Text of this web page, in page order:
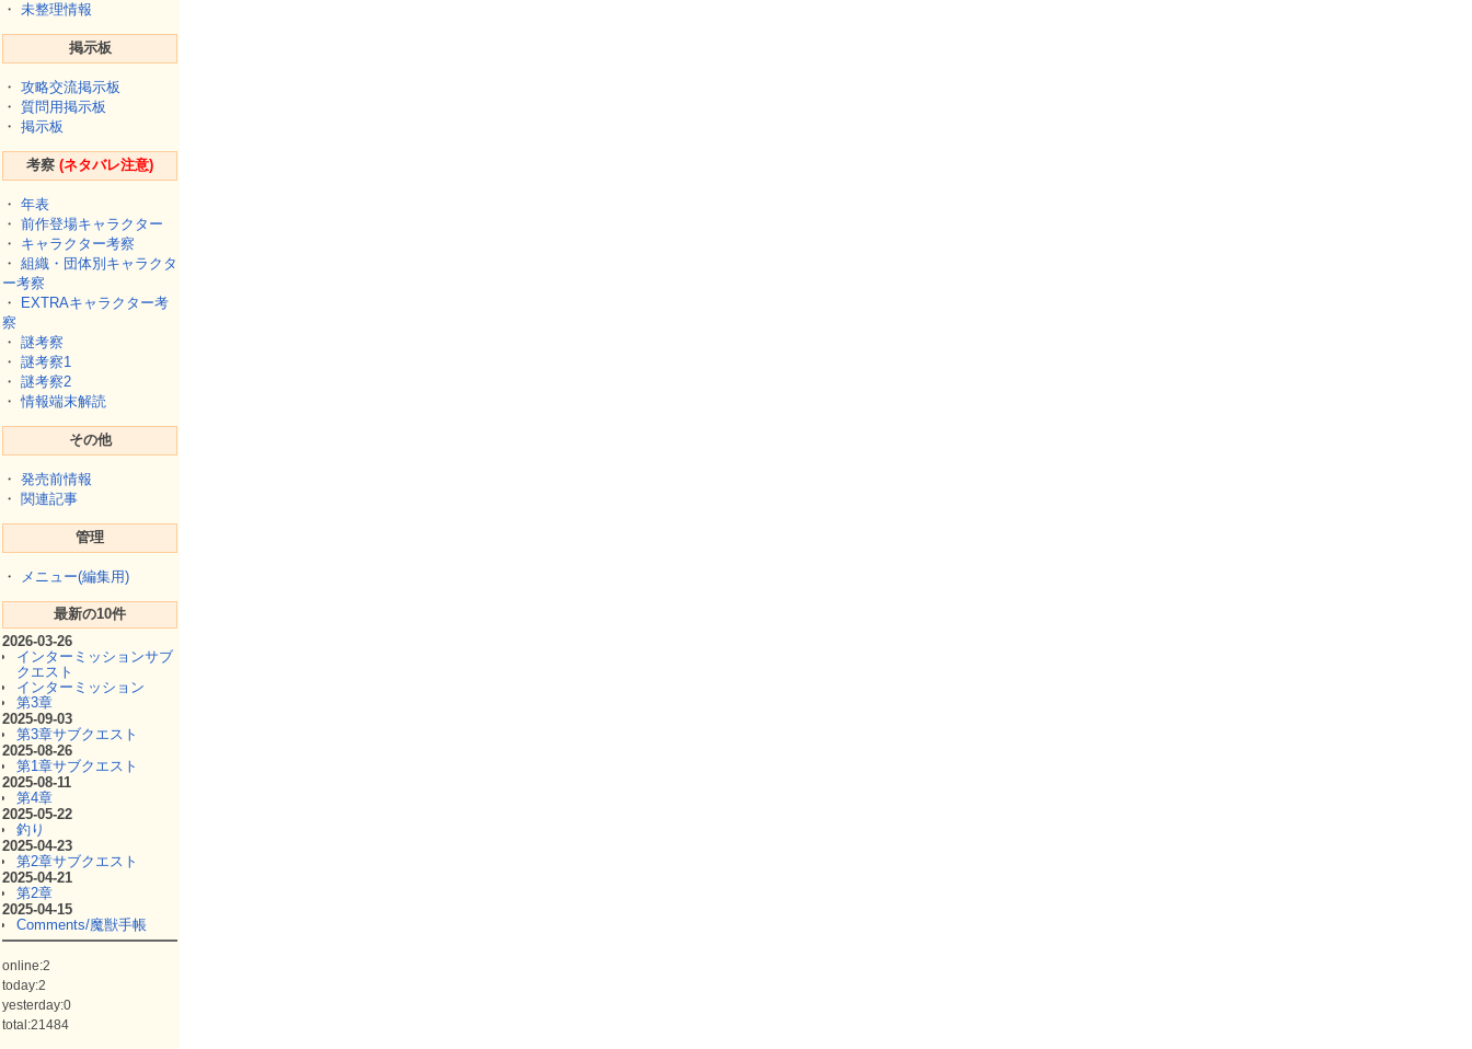
・ 未整理情報
掲示板
・ 攻略交流掲示板
・ 質問用掲示板
・ 掲示板
考察 (ネタバレ注意)
・ 年表
・ 前作登場キャラクター
・ キャラクター考察
・ 組織・団体別キャラクタ
ー考察
・
EXTRAキャラクター考
察
・ 謎考察
・ 謎考察1
・ 謎考察2
・情報端末解読
その他
・ 発売前情報
・ 関連記事
管理
・ メニュー(編集用)
最新の10件
2026-03-26
インターミッションサブ
クエスト
インターミッション
第3章
2025-09-03
第3章サブクエスト
2025-08-26
第1章サブクエスト
2025-08-11
第4章
2025-05-22
釣り
2025-04-23
第2章サブクエスト
2025-04-21
第2章
2025-04-15
Comments/魔獣手帳
online:2
today:2
yesterday:0
total:21484